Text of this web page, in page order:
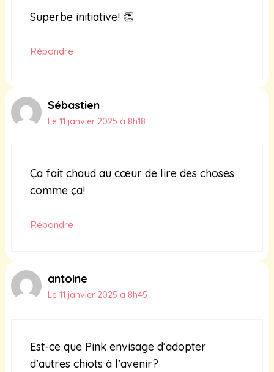
Superbe initiative! 👏
Répondre
Sébastien
Le 11 janvier 2025 à 8h18
Ça fait chaud au cœur de lire des choses
comme ça!
Répondre
antoine
Le 11 janvier 2025 à 8h45
Est-ce que Pink envisage d’adopter
d’autres chiots à l’avenir?